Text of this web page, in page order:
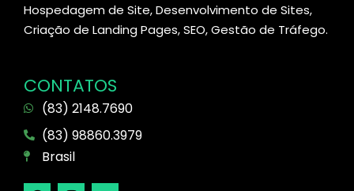
Hospedagem de Site, Desenvolvimento de Sites,
Criação de Landing Pages, SEO, Gestão de Tráfego.
CONTATOS
(83) 2148.7690
(83) 98860.3979
Brasil